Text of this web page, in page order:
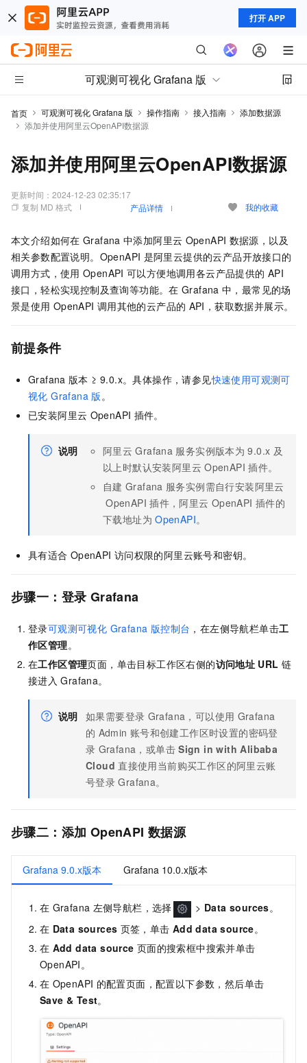
打开 APP
可观测可视化 Grafana 版
首页 可观测可视化 Grafana 版 操作指南 接入指南
添加数据源
添加并使用阿里云OpenAPI数据源
添加并使用阿里云OpenAPI数据源
更新时间： 2024-12-23 02:35:17
复制 MD 格式
产品详情 我的收藏
本文介绍如何在 Grafana 中添加阿里云 OpenAPI 数据源，以及
相关参数配置说明。OpenAPI 是阿里云提供的云产品开放接口的
调用方式，使用 OpenAPI 可以方便地调用各云产品提供的 API
接口，轻松实现控制及查询等功能。在 Grafana 中，最常见的场
景是使用 OpenAPI 调用其他的云产品的 API，获取数据并展示。
前提条件
Grafana 版本 ≥ 9.0.x。具体操作，请参见快速使用可观测可
视化 Grafana 版。
已安装阿里云 OpenAPI 插件。
说明 阿里云 Grafana 服务实例版本为 9.0.x 及
以上时默认安装阿里云 OpenAPI 插件。
自建 Grafana 服务实例需自行安装阿里云
OpenAPI 插件，阿里云 OpenAPI 插件的
下载地址为 OpenAPI。
具有适合 OpenAPI 访问权限的阿里云账号和密钥。
步骤一：登录 Grafana
登录可观测可视化 Grafana 版控制台 ，在左侧导航栏单击工
作区管理。
在工作区管理页面，单击目标工作区右侧的访问地址 URL 链
接进入 Grafana。
说明 如果需要登录 Grafana，可以使用 Grafana
的 Admin 账号和创建工作区时设置的密码登
录 Grafana，或单击 Sign in with Alibaba
Cloud 直接使用当前购买工作区的阿里云账
号登录 Grafana。
步骤二：添加 OpenAPI 数据源
Grafana 9.0.x版本 Grafana 10.0.x版本
在 Grafana 左侧导航栏，选择 > Data sources。
在 Data sources 页签，单击 Add data source。
在 Add data source 页面的搜索框中搜索并单击
OpenAPI。
在 OpenAPI 的配置页面，配置以下参数，然后单击
Save & Test。